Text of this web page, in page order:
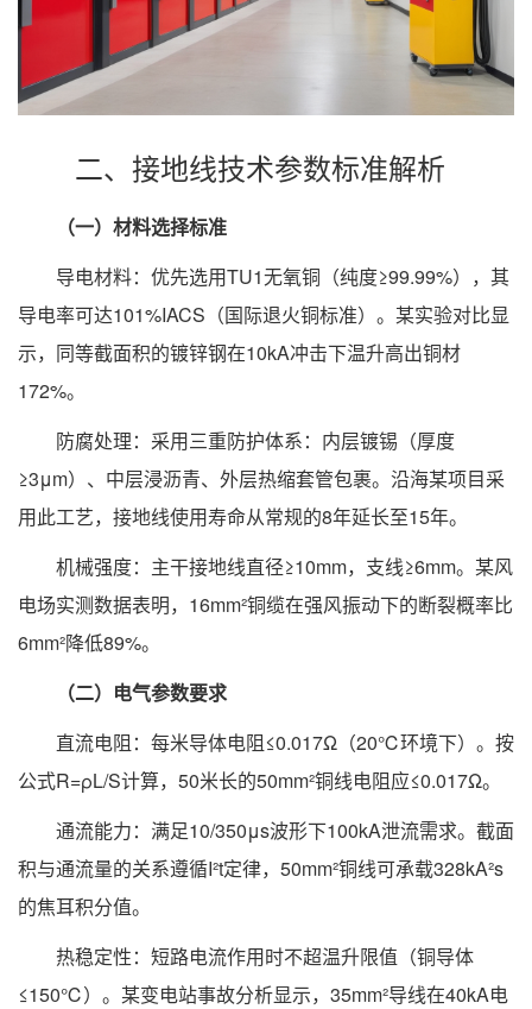
二、接地线技术参数标准解析
（一）材料选择标准
导电材料：优先选用TU1无氧铜（纯度≥99.99%），其
导电率可达101%IACS（国际退火铜标准）。某实验对比显
示，同等截面积的镀锌钢在10kA冲击下温升高出铜材
172%。
防腐处理：采用三重防护体系：内层镀锡（厚度
≥3μm）、中层浸沥青、外层热缩套管包裹。沿海某项目采
用此工艺，接地线使用寿命从常规的8年延长至15年。
机械强度：主干接地线直径≥10mm，支线≥6mm。某风
电场实测数据表明，16mm²铜缆在强风振动下的断裂概率比
6mm²降低89%。
（二）电气参数要求
直流电阻：每米导体电阻≤0.017Ω（20℃环境下）。按
公式R=ρL/S计算，50米长的50mm²铜线电阻应≤0.017Ω。
通流能力：满足10/350μs波形下100kA泄流需求。截面
积与通流量的关系遵循I²t定律，50mm²铜线可承载328kA²s
的焦耳积分值。
热稳定性：短路电流作用时不超温升限值（铜导体
≤150℃）。某变电站事故分析显示，35mm²导线在40kA电